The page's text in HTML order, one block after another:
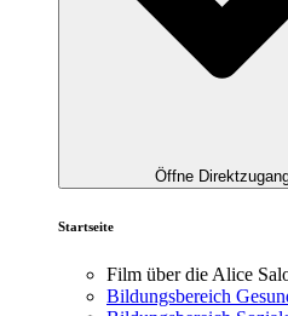
Öffne
Startseite
Film über die Alice
Bildungsbereich